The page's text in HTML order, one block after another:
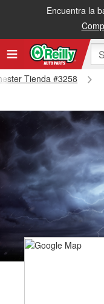
Encuentra la
Tienda #3258